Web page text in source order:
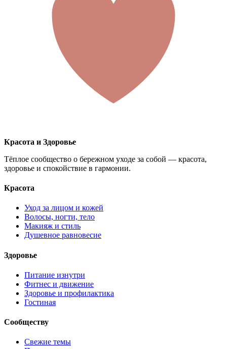
Красота и Здоровье
Тёплое сообщество о бережном уходе за собой — красота,
здоровье и спокойствие в гармонии.
Красота
Уход за лицом и кожей
Волосы, ногти, тело
Макияж и стиль
Душевное равновесие
Здоровье
Питание изнутри
Фитнес и движение
Здоровье и профилактика
Гостиная
Сообществу
Свежие темы